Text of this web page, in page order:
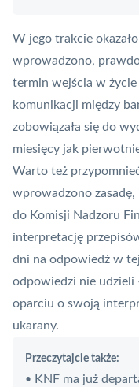
W jego trakcie
wprowadzono,
termin wejścia w życie
komunikacji między
zobowiązała się do
miesięcy jak
Warto też
wprowadzono zasadę,
do Komisji Nadzoru
interpretację
dni na odpowiedź w
odpowiedzi nie udzieli
oparciu o swoją
ukarany.
Przeczytajcie także:
• KNF ma już